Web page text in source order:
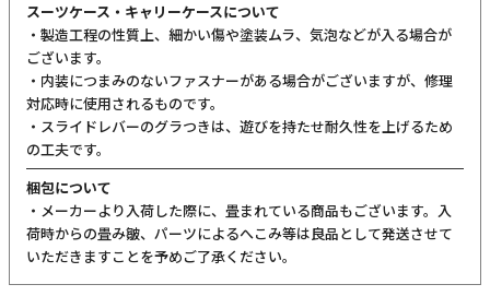
スーツケース・キャリーケースについて
・製造工程の性質上、細かい傷や塗装ムラ、気泡などが入る場合が
ございます。
・内装につまみのないファスナーがある場合がございますが、修理
対応時に使用されるものです。
・スライドレバーのグラつきは、遊びを持たせ耐久性を上げるため
の工夫です。
梱包について
・メーカーより入荷した際に、畳まれている商品もございます。入
荷時からの畳み皺、パーツによるへこみ等は良品として発送させて
いただきますことを予めご了承ください。